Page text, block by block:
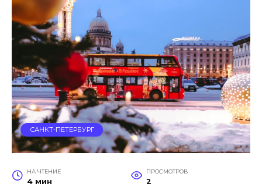
САНКТ-ПЕТЕРБУРГ
НА ЧТЕНИЕ
4 мин
ПРОСМОТРОВ
2